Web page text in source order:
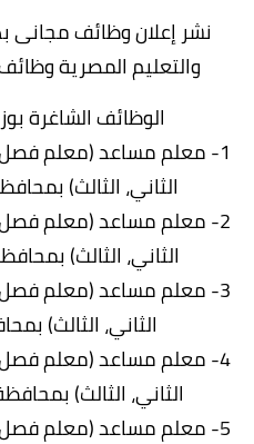
نشر إعلان وظائف مجانى
والتعليم المصرية
الوظائف الشاغرة
1- معلم مساعد (معلم فصل)
الثاني، الثالث)
2- معلم مساعد (معلم فصل)
الثاني، الثالث)
3- معلم مساعد (معلم فصل)
الثاني، الثالث)
4- معلم مساعد (معلم فصل)
الثاني، الثالث)
5- معلم مساعد (معلم فصل)